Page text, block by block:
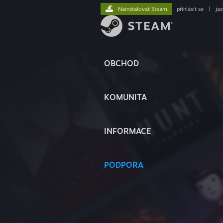
OBCHOD
KOMUNITA
INFORMACE
PODPORA
Nainstalovat Steam přihlásit se